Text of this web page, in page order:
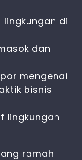
lingkungan di
dan
mengenai
bisnis
lingkungan
ramah